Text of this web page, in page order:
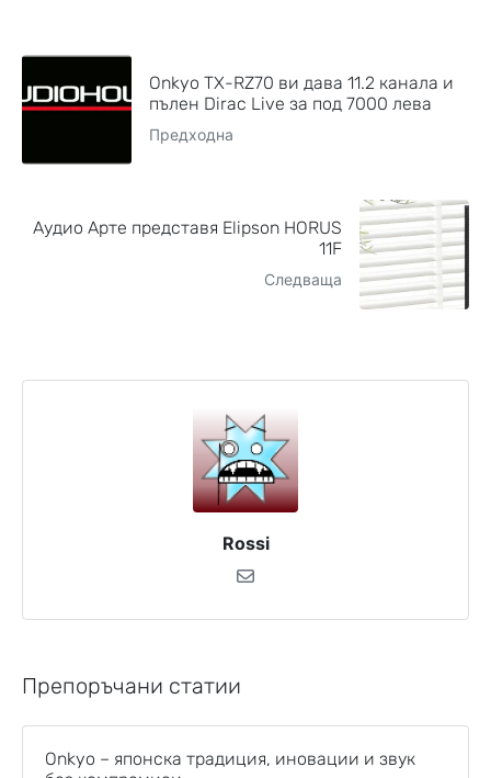
Onkyo TX-RZ70 ви дава 11.2 канала и
пълен Dirac Live за под 7000 лева
Предходна
Аудио Арте представя Elipson HORUS
11F
Следваща
Rossi
Препоръчани статии
Onkyo – японска традиция, иновации и звук